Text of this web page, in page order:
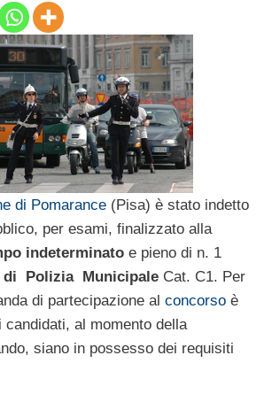
di Pomarance (Pisa) è stato indetto
per esami, finalizzato alla
indeterminato e pieno di n. 1
di Polizia Municipale Cat. C1. Per
di partecipazione al concorso è
candidati, al momento della
siano in possesso dei requisiti